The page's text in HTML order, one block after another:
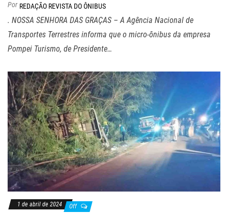
Por REDAÇÃO REVISTA DO ÔNIBUS
. NOSSA SENHORA DAS GRAÇAS – A Agência Nacional de
Transportes Terrestres informa que o micro-ônibus da empresa
Pompei Turismo, de Presidente…
1 de abril de 2024 Off